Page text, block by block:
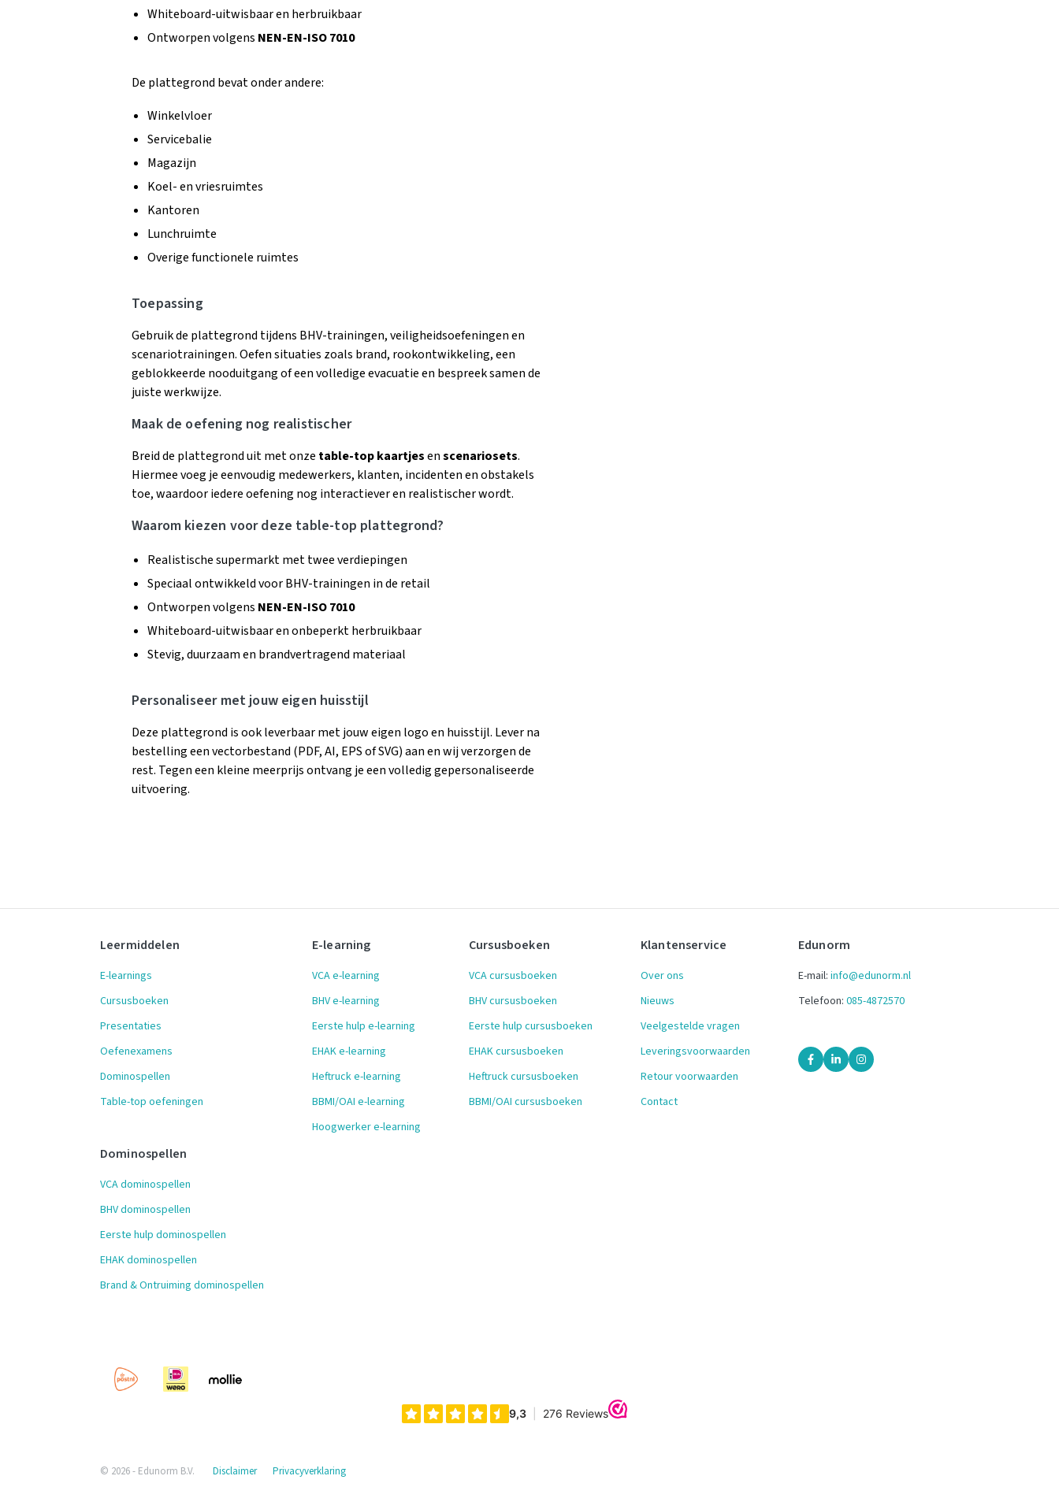
Whiteboard-uitwisbaar en herbruikbaar
Ontworpen volgens NEN-EN-ISO 7010
De plattegrond bevat onder andere:
Winkelvloer
Servicebalie
Magazijn
Koel- en vriesruimtes
Kantoren
Lunchruimte
Overige functionele ruimtes
Toepassing
Gebruik de plattegrond tijdens BHV-trainingen, veiligheidsoefeningen en
scenariotrainingen. Oefen situaties zoals brand, rookontwikkeling, een
geblokkeerde nooduitgang of een volledige evacuatie en bespreek samen de
juiste werkwijze.
Maak de oefening nog realistischer
Breid de plattegrond uit met onze table-top kaartjesenscenariosets.
Hiermee voeg je eenvoudig medewerkers, klanten, incidenten en obstakels
toe, waardoor iedere oefening nog interactiever en realistischer wordt.
Waarom kiezen voor deze table-top plattegrond?
Realistische supermarkt met twee verdiepingen
Speciaal ontwikkeld voor BHV-trainingen in de retail
Ontworpen volgens NEN-EN-ISO 7010
Whiteboard-uitwisbaar en onbeperkt herbruikbaar
Stevig, duurzaam en brandvertragend materiaal
Personaliseer met jouw eigen huisstijl
Deze plattegrond is ook leverbaar met jouw eigen logo en huisstijl. Lever na
bestelling een vectorbestand (PDF, AI, EPS of SVG) aan en wij verzorgen de
rest. Tegen een kleine meerprijs ontvang je een volledig gepersonaliseerde
uitvoering.
Leermiddelen
E-learnings
Cursusboeken
Presentaties
Oefenexamens
Dominospellen
Table-top oefeningen
Dominospellen
VCA dominospellen
BHV dominospellen
Eerste hulp dominospellen
EHAK dominospellen
Brand & Ontruiming dominospellen
E-learning
VCA e-learning
BHV e-learning
Eerste hulp e-learning
EHAK e-learning
Heftruck e-learning
BBMI/OAI e-learning
Hoogwerker e-learning
Cursusboeken
VCA cursusboeken
BHV cursusboeken
Eerste hulp cursusboeken
EHAK cursusboeken
Heftruck cursusboeken
BBMI/OAI cursusboeken
Klantenservice
Over ons
Nieuws
Veelgestelde vragen
Leveringsvoorwaarden
Retour voorwaarden
Contact
Edunorm
E-mail: info@edunorm.nl
Telefoon: 085-4872570
© 2026 - Edunorm B.V. Disclaimer Privacyverklaring